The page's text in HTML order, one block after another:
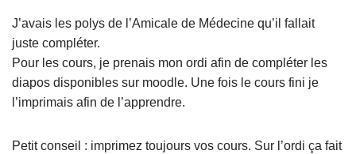
J’avais les polys de l’Amicale de Médecine qu’il fallait
juste compléter.
Pour les cours, je prenais mon ordi afin de compléter les
diapos disponibles sur moodle. Une fois le cours fini je
l’imprimais afin de l’apprendre.
Petit conseil : imprimez toujours vos cours. Sur l’ordi ça fait